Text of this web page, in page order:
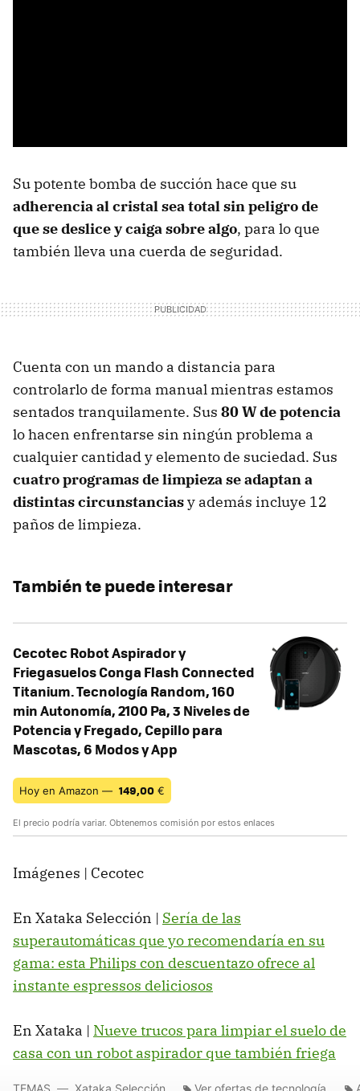
Su potente bomba de succión hace que su
adherencia al cristal sea total sin peligro de
que se deslice y caiga sobre algo, para lo que
también lleva una cuerda de seguridad.
Cuenta con un mando a distancia para
controlarlo de forma manual mientras estamos
sentados tranquilamente. Sus 80 W de potencia
lo hacen enfrentarse sin ningún problema a
cualquier cantidad y elemento de suciedad. Sus
cuatro programas de limpieza se adaptan a
distintas circunstanciasy además incluye 12
paños de limpieza.
También te puede interesar
Cecotec Robot Aspirador y
Friegasuelos Conga Flash Connected
Titanium. Tecnología Random, 160
min Autonomía, 2100 Pa, 3 Niveles de
Potencia y Fregado, Cepillo para
Mascotas, 6 Modos y App
Hoy en Amazon — 149,00 €
El precio podría variar. Obtenemos comisión por estos enlaces
Imágenes | Cecotec
En Xataka Selección | Sería de las
superautomáticas que yo recomendaría en su
gama: esta Philips con descuentazo ofrece al
instante espressos deliciosos
En Xataka | Nueve trucos para limpiar el suelo de
casa con un robot aspirador que también friega
TEMAS Xataka Selección Ver ofertas de tecnología